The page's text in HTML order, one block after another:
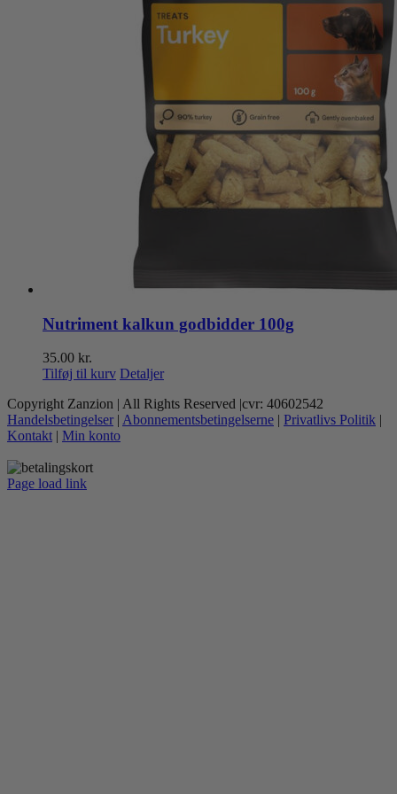
Nutriment kalkun godbidder 100g
35.00 kr.
Tilføj til kurv Detaljer
Copyright Zanzion | All Rights Reserved |cvr: 40602542
Handelsbetingelser | Abonnementsbetingelserne | Privatlivs Politik |
Kontakt | Min konto
Page load link